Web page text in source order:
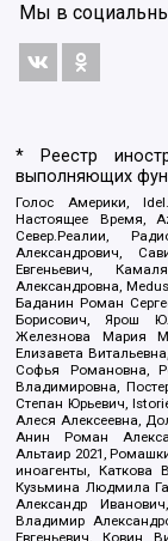
Мы в
* Реестр
выполняющих
Голос Америки,
Настоящее Время,
Север.Реалии,
Александрович,
Евгеньевич,
Александровна,
Баданин Роман
Борисович, Ярош
Железнова Мария
Елизавета
Софья Романовна,
Владимировна,
Степан Юрьевич,
Алеся Алексеевна,
Анин Роман
Альтаир 2021,
иноагенты, Каткова
Кузьмина Людмила
Александр
Владимир
Евгеньевич, Ковин